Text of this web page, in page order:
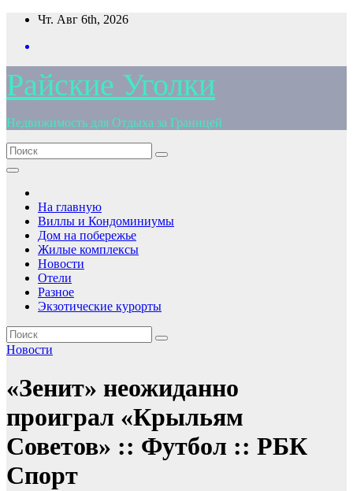
Перейти
содержимому
Чт. Авг 6th, 2026
Райские Уголки
Недвижимость для Отдыха за Границей
На главную
Виллы и Кондоминиумы
Дом на побережье
Жилые комплексы
Новости
Отели
Разное
Экзотические курорты
Новости
«Зенит» неожиданно
проиграл «Крыльям
Советов» :: Футбол :: РБК
Спорт